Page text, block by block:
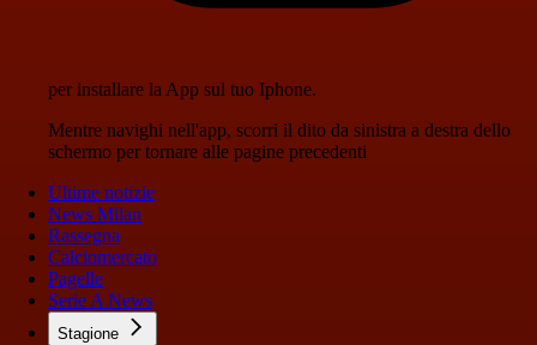
per installare la App sul tuo Iphone.
Mentre navighi nell'app, scorri il dito da sinistra a destra dello
schermo per tornare alle pagine precedenti
Ultime notizie
News Milan
Rassegna
Calciomercato
Pagelle
Serie A News
Stagione